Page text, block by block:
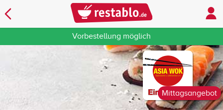
Vorbestellung möglich
Mittagsangebot